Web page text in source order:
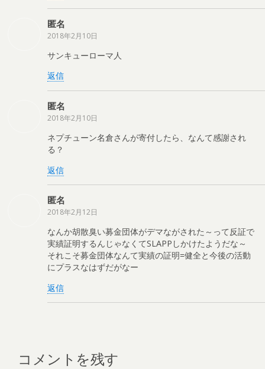
匿名
2018年2月10日
サンキューローマ人
返信
匿名
2018年2月10日
ネプチューン名倉さんが寄付したら、なんて感謝され
る？
返信
匿名
2018年2月12日
なんか胡散臭い募金団体がデマながされた～って反証で
実績証明するんじゃなくてSLAPPしかけたようだな～
それこそ募金団体なんて実績の証明=健全と今後の活動
にプラスなはずだがなー
返信
コメントを残す